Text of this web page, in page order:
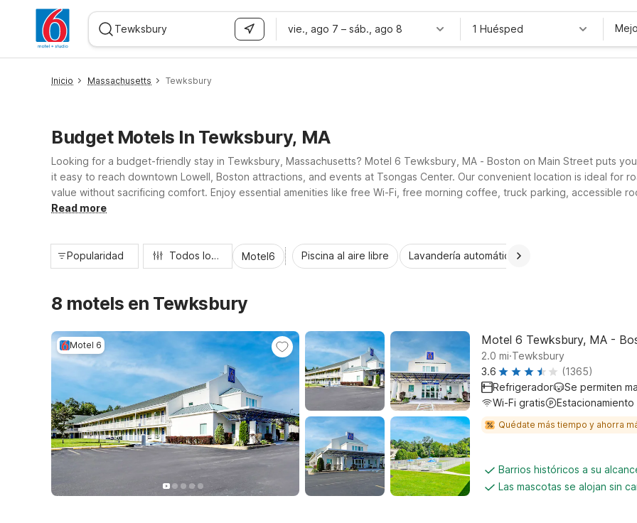
vie., ago 7 – sáb., ago 8 1 Huésped
Inicio Massachusetts Tewksbury
Budget Motels In Tewksbury, MA
Looking for a budget-friendly stay in Tewksbury, Massachusetts? Motel 6 Tewksbury, MA - Boston on Main Street puts
it easy to reach downtown Lowell, Boston attractions, and events at Tsongas Center. Our convenient location is ideal for
value without sacrificing comfort. Enjoy essential amenities like free Wi-Fi, free morning coffee, truck parking, accessible
whole crew can relax. Count on Motel 6 Tewksbury to keep your trip simple, comfortable, and affordable.
Read more
Popularidad Todos los filtros Motel6 Piscina al aire libre Lavandería automática
8 motels en Tewksbury
Motel 6 Motel 6 Tewksbury, MA -
2.0 mi.Tewksbury
3.6
(1365)
Refrigerador
Se permiten
Wi-Fi gratis
Quédate más tiempo y ahorra
Barrios históricos a su
Las mascotas se alojan sin